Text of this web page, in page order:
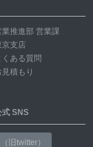
業推進部 営業課
京支店
くある質問
見積もり
式 SNS
（旧twitter）